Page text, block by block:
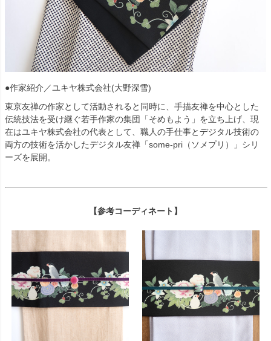
●作家紹介／ユキヤ株式会社(大野深雪)
東京友禅の作家として活動されると同時に、手描友禅を中心とした
伝統技法を受け継ぐ若手作家の集団「そめもよう」を立ち上げ、現
在はユキヤ株式会社の代表として、職人の手仕事とデジタル技術の
両方の技術を活かしたデジタル友禅「some-pri（ソメプリ）」シリ
ーズを展開。
【参考コーディネート】